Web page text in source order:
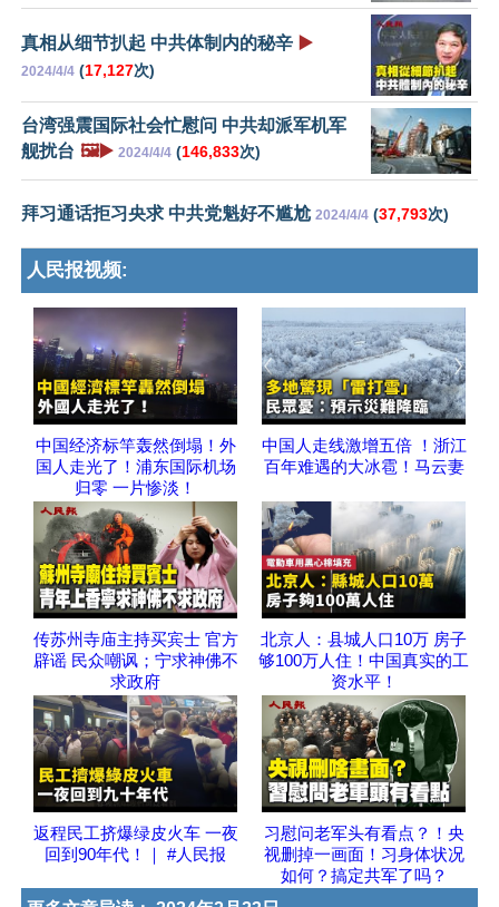
真相从细节扒起 中共体制内的秘辛 ▶️
2024/4/4 (17,127次)
台湾强震国际社会忙慰问 中共却派军机军
舰扰台 🖼️▶️ 2024/4/4 (146,833次)
拜习通话拒习央求 中共党魁好不尴尬 2024/4/4 (37,793次)
人民报视频:
中国经济标竿轰然倒塌！外
国人走光了！浦东国际机场
归零 一片惨淡！
中国人走线激增五倍 ！浙江
百年难遇的大冰雹！马云妻
传苏州寺庙主持买宾士 官方
辟谣 民众嘲讽；宁求神佛不
求政府
北京人：县城人口10万 房子
够100万人住！中国真实的工
资水平！
返程民工挤爆绿皮火车 一夜
回到90年代！｜ #人民报
习慰问老军头有看点？！央
视删掉一画面！习身体状况
如何？搞定共军了吗？